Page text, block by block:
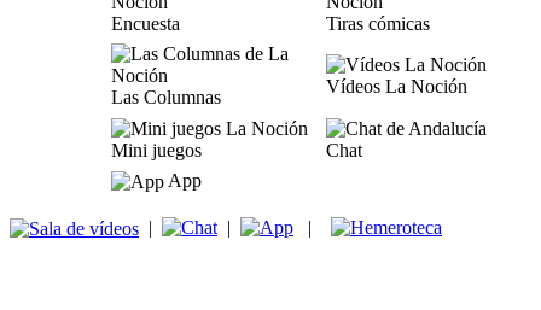
Encuesta Tiras cómicas
Las Columnas
Vídeos La Noción
Mini juegos
Chat
App
| | |